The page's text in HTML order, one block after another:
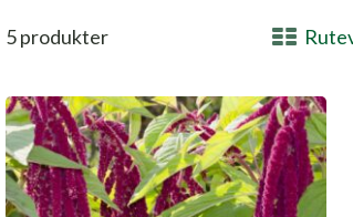
5produkter